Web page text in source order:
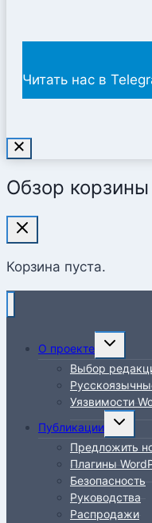
Читать нас в
Обзор корзины
Корзина пуста.
О проекте
дочернее
меню
Выбор
Уязвимости
Публикации
меню
Предложить
Плагины
Безопасность
Руководства
Распродажи